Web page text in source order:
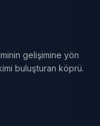
gelişimine yön
buluşturan köprü.